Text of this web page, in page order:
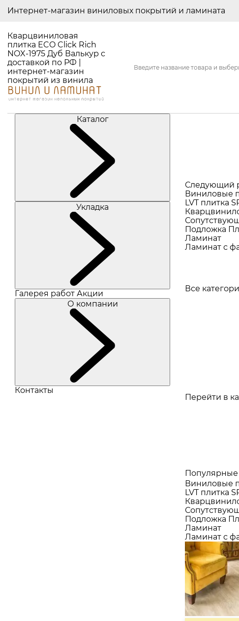
Интернет-магазин виниловых покрытий и ламината
Кварцвиниловая
плитка ECO Click Rich
NOX-1975 Дуб Валькур с
доставкой по РФ |
интернет-магазин
покрытий из винила
Каталог
Укладка
Галерея работ Акции
О компании
Контакты
Следующий
Виниловые
LVT плитка
Подложка
Ламинат
Ламинат с
Все
Перейти в
Популярные
Виниловые
LVT плитка
Подложка
Ламинат
Ламинат с